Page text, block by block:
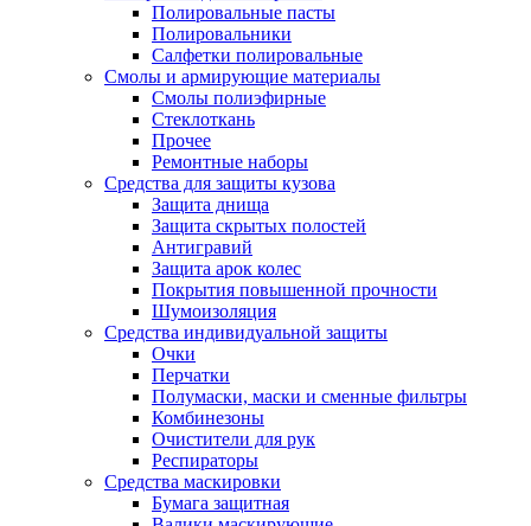
Полировальные пасты
Полировальники
Салфетки полировальные
Смолы и армирующие материалы
Смолы полиэфирные
Стеклоткань
Прочее
Ремонтные наборы
Средства для защиты кузова
Защита днища
Защита скрытых полостей
Антигравий
Защита арок колес
Покрытия повышенной прочности
Шумоизоляция
Средства индивидуальной защиты
Очки
Перчатки
Полумаски, маски и сменные фильтры
Комбинезоны
Очистители для рук
Респираторы
Средства маскировки
Бумага защитная